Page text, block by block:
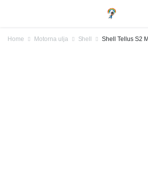
Home Motorna ulja Shell Shell Tellus S2